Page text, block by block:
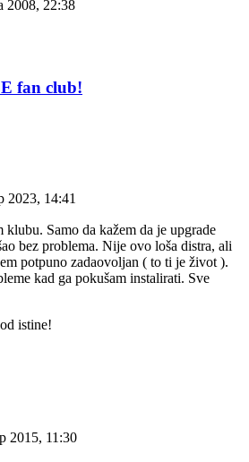
2008, 22:38
fan club!
2023, 14:41
Samo da kažem da je upgrade
bez problema. Nije ovo loša distra, ali
potpuno zadaovoljan ( to ti je život ).
kad ga pokušam instalirati. Sve
istine!
2015, 11:30